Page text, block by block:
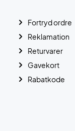
Fortryd ordre
Reklamation
Returvarer
Gavekort
Rabatkode